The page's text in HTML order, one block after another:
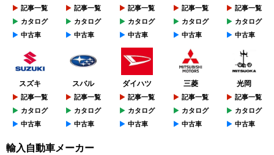
記事一覧
カタログ
中古車
記事一覧
カタログ
中古車
記事一覧
カタログ
中古車
記事一覧
カタログ
中古車
記事一覧
カタログ
中古車
スズキ
記事一覧
カタログ
中古車
スバル
記事一覧
カタログ
中古車
ダイハツ
記事一覧
カタログ
中古車
三菱
記事一覧
カタログ
中古車
光岡
記事一覧
カタログ
中古車
輸入自動車メーカー